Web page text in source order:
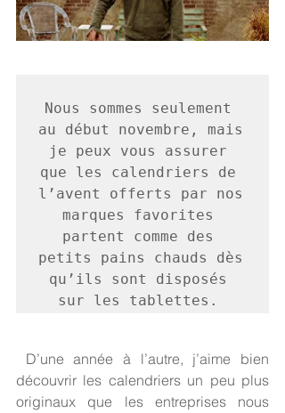
Nous sommes seulement
au début novembre, mais
je peux vous assurer
que les calendriers de
l’avent offerts par nos
marques favorites
partent comme des
petits pains chauds dès
qu’ils sont disposés
sur les tablettes.
découvrir les calendriers un peu plus
originaux que les entreprises nous